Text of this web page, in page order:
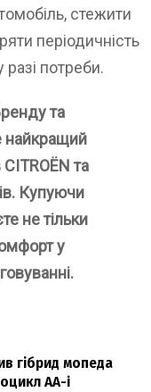
стежити
періодичність
разі потреби.
та
найкращий
CITROЁN та
Купуючи
не тільки
у
гібрид мопеда
AA-i